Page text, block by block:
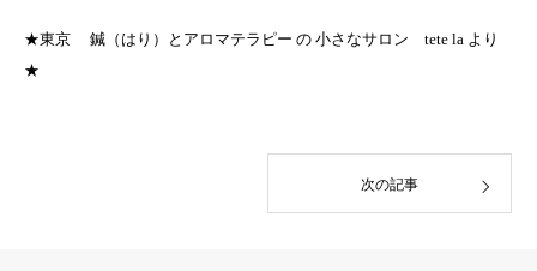
★東京 鍼（はり）とアロマテラピー の 小さなサロン tete la より
★
次の記事